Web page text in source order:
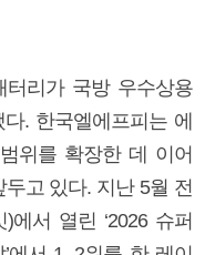
터리가 국방 우수상용
. 한국엘에프피는 에
위를 확장한 데 이어
고 있다. 지난 5월 전
에서 열린 ‘2026 슈퍼